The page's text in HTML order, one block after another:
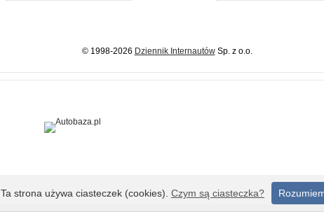
© 1998-2026 Dziennik InternautówSp. z o.o.
Ta strona używa ciasteczek (cookies). Czym są ciasteczka?